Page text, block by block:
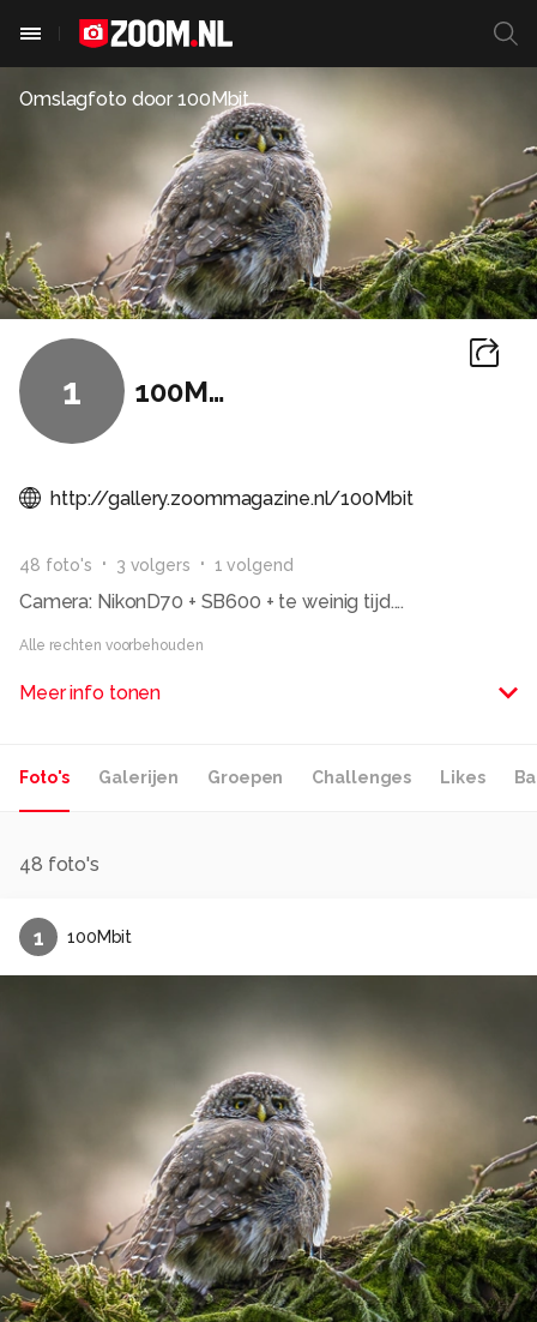
Omslagfoto door100Mbit
1 100Mbit
http://gallery.zoommagazine.nl/100Mbit
48 foto's 3 volgers 1 volgend
Camera: NikonD70 + SB600 + te weinig tijd....
Alle rechten voorbehouden
Meer info tonen
Foto's Galerijen Groepen Challenges Likes
48 foto's
1 100Mbit